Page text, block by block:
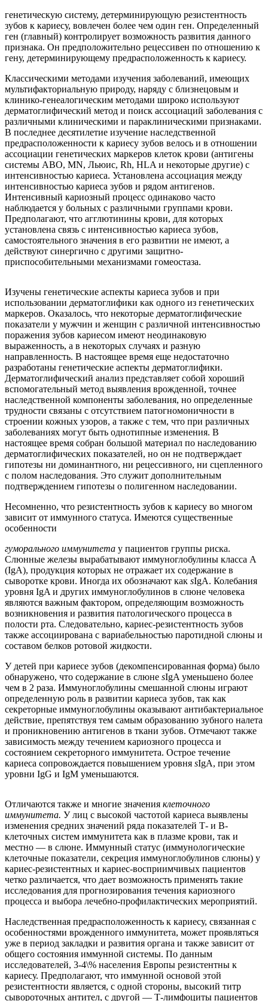
генетическую систему, детерминирующую резистентность
зубов к кариесу, вовлечен более чем один ген. Определенный
ген (главный) контролирует возможность развития данного
признака. Он предположительно рецессивен по отношению к
гену, детерминирующему предрасположенность к кариесу.
Классическими методами изучения заболеваний, имеющих
мультифакториальную природу, наряду с близнецовым и
клинико-генеалогическим методами широко используют
дерматоглифический метод и поиск ассоциаций заболевания с
различными клиническими и параклиническими признаками.
В последнее десятилетие изучение наследственной
предрасположенности к кариесу зубов велось и в отношении
ассоциации генетических маркеров клеток крови (антигены
системы ABO, MN, Льюис, Rh, HLA и некоторые другие) с
интенсивностью кариеса. Установлена ассоциация между
интенсивностью кариеса зубов и рядом антигенов.
Интенсивный кариозный процесс одинаково часто
наблюдается у больных с различными группами крови.
Предполагают, что агглютинины крови, для которых
установлена связь с интенсивностью кариеса зубов,
самостоятельного значения в его развитии не имеют, а
действуют синергично с другими защитно-
приспособительными механизмами гомеостаза.
Изучены генетические аспекты кариеса зубов и при
использовании дерматоглифики как одного из генетических
маркеров. Оказалось, что некоторые дерматоглифические
показатели у мужчин и женщин с различной интенсивностью
поражения зубов кариесом имеют неодинаковую
выраженность, а в некоторых случаях и разную
направленность. В настоящее время еще недостаточно
разработаны генетические аспекты дерматоглифики.
Дерматоглифический анализ представляет собой хороший
вспомогательный метод выявления врожденной, точнее
наследственной компоненты заболевания, но определенные
трудности связаны с отсутствием патогномоничности в
строении кожных узоров, а также с тем, что при различных
заболеваниях могут быть однотипные изменения. В
настоящее время собран большой материал по наследованию
дерматоглифических показателей, но он не подтверждает
гипотезы ни доминантного, ни рецессивного, ни сцепленного
с полом наследования. Это служит дополнительным
подтверждением гипотезы о полигенном наследовании.
Несомненно, что резистентность зубов к кариесу во многом
зависит от иммунного статуса. Имеются существенные
особенности
гуморального иммунитета у пациентов группы риска.
Слюнные железы вырабатывают иммуноглобулины класса A
(IgA), продукция которых не отражает их содержание в
сыворотке крови. Иногда их обозначают как sIgA. Колебания
уровня IgA и других иммуноглобулинов в слюне человека
являются важным фактором, определяющим возможность
возникновения и развития патологического процесса в
полости рта. Следовательно, кариес-резистентность зубов
также ассоциирована с вариабельностью паротидной слюны и
составом белков ротовой жидкости.
У детей при кариесе зубов (декомпенсированная форма) было
обнаружено, что содержание в слюне sIgA уменьшено более
чем в 2 раза. Иммуноглобулины смешанной слюны играют
определенную роль в развитии кариеса зубов, так как
секреторные иммуноглобулины оказывают антибактериальное
действие, препятствуя тем самым образованию зубного налета
и проникновению антигенов в ткани зубов. Отмечают также
зависимость между течением кариозного процесса и
состоянием секреторного иммунитета. Острое течение
кариеса сопровождается повышением уровня sIgA, при этом
уровни IgG и IgM уменьшаются.
Отличаются также и многие значения клеточного
иммунитета. У лиц с высокой частотой кариеса выявлены
изменения средних значений ряда показателей Т- и В-
клеточных систем иммунитета как в плазме крови, так и
местно — в слюне. Иммунный статус (иммунологические
клеточные показатели, секреция иммуноглобулинов слюны) у
кариес-резистентных и кариес-восприимчивых пациентов
четко различается, что дает возможность применять такие
исследования для прогнозирования течения кариозного
процесса и выбора лечебно-профилактических мероприятий.
Наследственная предрасположенность к кариесу, связанная с
особенностями врожденного иммунитета, может проявляться
уже в период закладки и развития органа и также зависит от
общего состояния иммунной системы. По данным
исследователей, 3-4\% населения Европы резистентны к
кариесу. Предполагают, что иммунной основой этой
резистентности является, с одной стороны, высокий титр
сывороточных антител, с другой — Т-лимфоциты пациентов